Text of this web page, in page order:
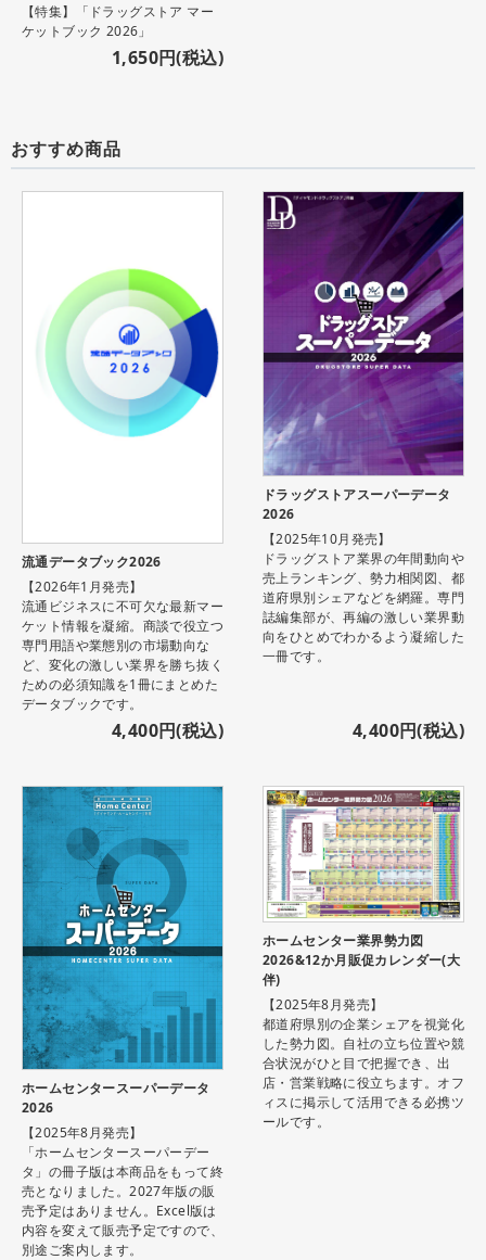
【特集】「ドラッグストア マー
ケットブック 2026」
1,650円(税込)
おすすめ商品
流通データブック2026
【2026年1月発売】
流通ビジネスに不可欠な最新マー
ケット情報を凝縮。商談で役立つ
専門用語や業態別の市場動向な
ど、変化の激しい業界を勝ち抜く
ための必須知識を1冊にまとめた
データブックです。
4,400円(税込)
ドラッグストアスーパーデータ
2026
【2025年10月発売】
ドラッグストア業界の年間動向や
売上ランキング、勢力相関図、都
道府県別シェアなどを網羅。専門
誌編集部が、再編の激しい業界動
向をひとめでわかるよう凝縮した
一冊です。
4,400円(税込)
ホームセンタースーパーデータ
2026
【2025年8月発売】
「ホームセンタースーパーデー
タ」の冊子版は本商品をもって終
売となりました。2027年版の販
売予定はありません。Excel版は
内容を変えて販売予定ですので、
別途ご案内します。
ホームセンター業界勢力図
2026&12か月販促カレンダー(大
伴)
【2025年8月発売】
都道府県別の企業シェアを視覚化
した勢力図。自社の立ち位置や競
合状況がひと目で把握でき、出
店・営業戦略に役立ちます。オフ
ィスに掲示して活用できる必携ツ
ールです。